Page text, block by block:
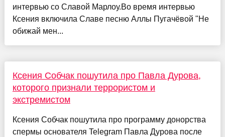
интервью со Славой Марлоу.Во время интервью
Ксения включила Славе песню Аллы Пугачёвой "Не
обижай мен...
Ксения Собчак пошутила про Павла Дурова,
которого признали террористом и
экстремистом
Ксения Собчак пошутила про программу донорства
спермы основателя Telegram Павла Дурова после